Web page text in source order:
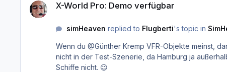
X-World Pro: Demo verfügbar
simHeaven replied to Flugberti's topic in
Wenn du @Günther Kremp VFR-Objekte meinst,
nicht in der Test-Szenerie, da Hamburg ja
Schiffe nicht. 😉